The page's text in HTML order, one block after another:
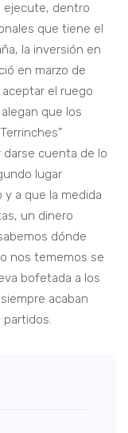
ejecute, dentro
que tiene el
la inversión en
en marzo de
el ruego
que los
cuenta de lo
lugar
y a que la medida
un dinero
dónde
nos tememos se
bofetada a los
acaban
partidos.